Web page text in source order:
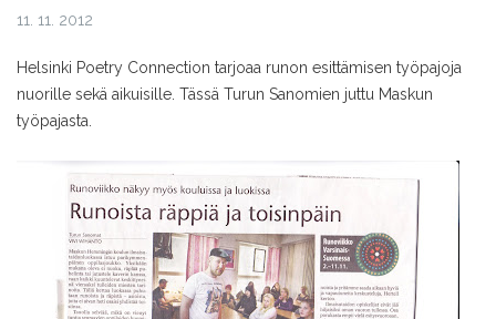
11. 11. 2012
Helsinki Poetry Connection tarjoaa runon esittämisen työpajoja
nuorille sekä aikuisille. Tässä Turun Sanomien juttu Maskun
työpajasta.